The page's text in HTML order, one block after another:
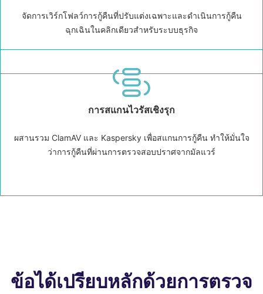
จัดการเวิร์กโฟลว์การกู้คืนที่ปรับแต่งเฉพาะและดำเนินการกู้คืน
ฉุกเฉินในคลิกเดียวสำหรับระบบธุรกิจ
การสแกนไวรัสเชิงรุก
ผสานรวม ClamAV และ Kaspersky เพื่อสแกนการกู้คืน ทำให้มั่นใจ
ว่าการกู้คืนที่ผ่านการตรวจสอบปราศจากมัลแวร์
ข้อได้เปรียบหลักด้วยการตรวจ